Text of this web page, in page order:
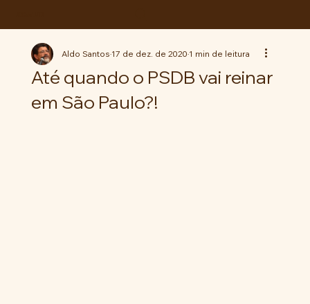
Até quando o PSDB vai reinar
em São Paulo?!
Aldo Santos17 de dez. de 20201 min de leitura